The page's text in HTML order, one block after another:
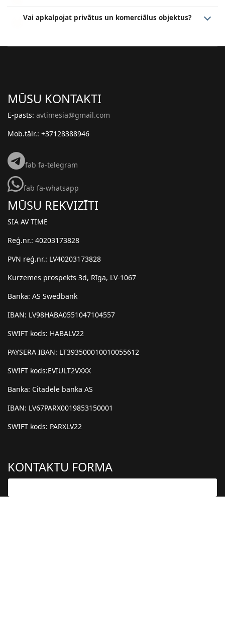
Vai apkalpojat privātus un komerciālus objektus?
MŪSU KONTAKTI
E-pasts: avtimesia@gmail.com
Mob.tālr.: +37128388946
fab fa-telegram
fab fa-whatsapp
MŪSU REKVIZĪTI
SIA AV TIME
Reģ.nr.: 40203173828
PVN reģ.nr.: LV40203173828
Kurzemes prospekts 3d, Rīga, LV-1067
Banka: AS Swedbank
IBAN: LV98HABA0551047104557
SWIFT kods: HABALV22
PAYSERA IBAN: LT393500010010055612
SWIFT kods:EVIULT2VXXX
Banka: Citadele banka AS
IBAN: LV67PARX0019853150001
SWIFT kods: PARXLV22
KONTAKTU FORMA